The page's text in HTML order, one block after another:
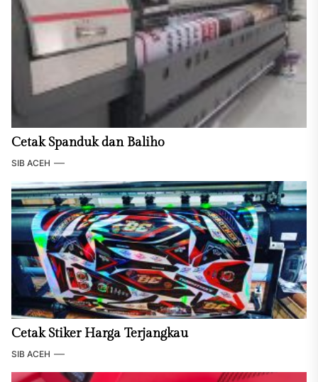
Cetak Spanduk dan Baliho
SIB ACEH
Cetak Stiker Harga Terjangkau
SIB ACEH